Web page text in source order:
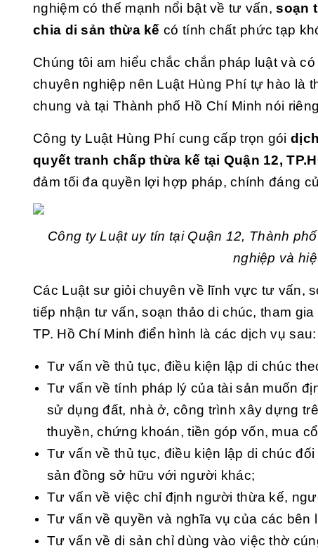
nghiệm có thế mạnh nổi bật về tư vấn,soạn
chia di sản thừa kế có tính chất phức tạp
Chúng tôi am hiểu chắc chắn pháp luật và
chuyên nghiệp nên Luật Hùng Phí tự hào là
chung và tại Thành phố Hồ Chí Minh nói
Công ty Luật Hùng Phí cung cấp trọn gói
quyết tranh chấp thừa kế tại Quận 12,
đảm tối đa quyền lợi hợp pháp, chính đáng
Công ty Luật uy tín tại Quận 12, Thành
nghiệp và
Các Luật sư giỏi chuyên về lĩnh vực tư vấn,
tiếp nhận tư vấn, soạn thảo di chúc, tham
TP. Hồ Chí Minh điển hình là các dịch vụ sau:
Tư vấn về thủ tục, điều kiện lập di chúc
Tư vấn về tính pháp lý của tài sản muốn
sử dụng đất, nhà ở, công trình xây dựng
thuyền, chứng khoán, tiền góp vốn, mua
Tư vấn về thủ tục, điều kiện lập di chúc
sản đồng sở hữu với người khác;
Tư vấn về việc chỉ định người thừa kế,
Tư vấn về quyền và nghĩa vụ của các bên
Tư vấn về di sản chỉ dùng vào việc thờ